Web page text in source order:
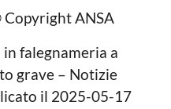
ANSA
in falegnameria a
grave – Notizie
il 2025-05-17